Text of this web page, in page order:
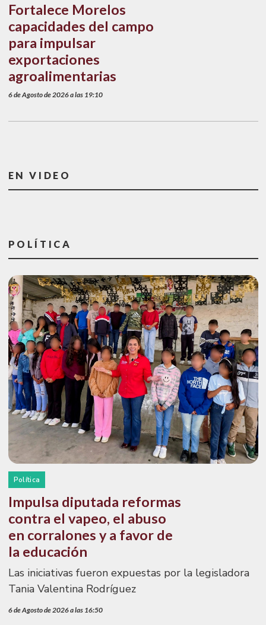
Fortalece Morelos
capacidades del campo
para impulsar
exportaciones
agroalimentarias
6 de Agosto de 2026 a las 19:10
EN VIDEO
POLÍTICA
Política
Impulsa diputada reformas
contra el vapeo, el abuso
en corralones y a favor de
la educación
Las iniciativas fueron expuestas por la legisladora
Tania Valentina Rodríguez
6 de Agosto de 2026 a las 16:50